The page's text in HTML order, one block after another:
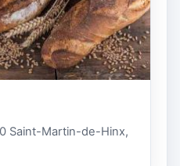
Saint-Martin-de-Hinx,